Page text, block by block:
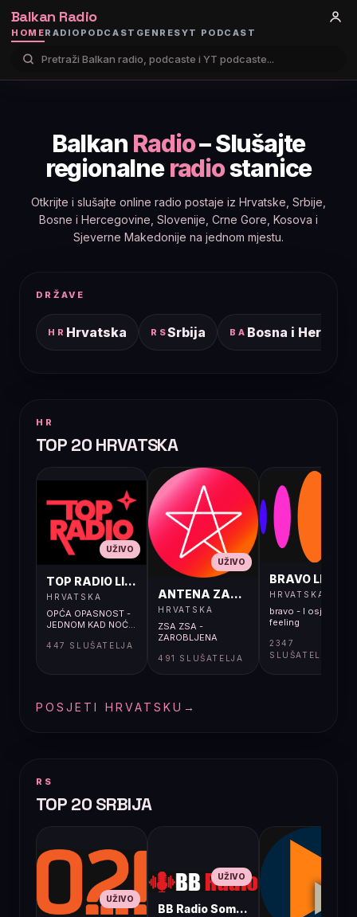
Balkan Radio
HOMERADIO PODCAST GENRESYT PODCAST
Balkan Radio– Slušajte
regionalneradiostanice
Otkrijte i slušajte online radio postaje iz Hrvatske, Srbije,
Bosne i Hercegovine, Slovenije, Crne Gore, Kosova i
Sjeverne Makedonije na jednom mjestu.
DRŽAVE
HR Hrvatska RSSrbija BA Bosna i
HR
TOP 20 HRVATSKA
UŽIVO
TOP RADIO LIVE
HRVATSKA
OPĆA OPASNOST -
JEDNOM KAD NOĆ...
447 SLUŠATELJA
UŽIVO
ANTENA ZAGREB LIVE
HRVATSKA
ZSA ZSA -
ZAROBLJENA
491 SLUŠATELJA
BRAVO LIVE
HRVATSKA
bravo - I osjećaj i
feeling
2347
SLUŠATELJA
POSJETI HRVATSKU →
RS
TOP 20 SRBIJA
UŽIVO
UŽIVO
BB Radio Sombor